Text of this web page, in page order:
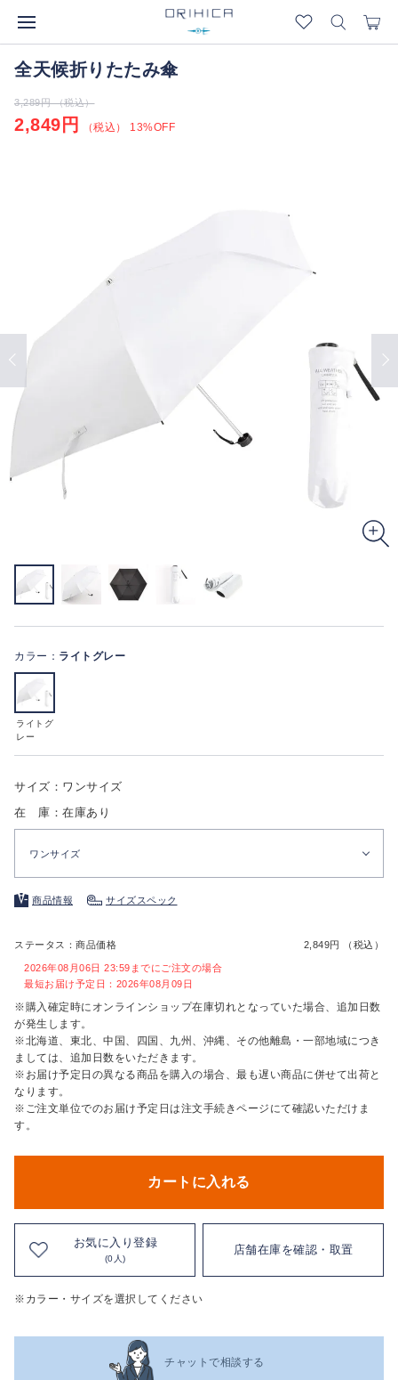
全天候折りたたみ傘
3,289円 （税込）
2,849円 （税込） 13%OFF
カラー： ライトグレー
ライトグ
レー
サイズ：ワンサイズ
在 庫：在庫あり
ワンサイズ
商品情報 サイズスペック
ステータス：商品価格 2,849円 （税込）
2026年08月06日 23:59までにご注文の場合
最短お届け予定日：2026年08月09日
※購入確定時にオンラインショップ在庫切れとなっていた場合、追加日数
が発生します。
※北海道、東北、中国、四国、九州、沖縄、その他離島・一部地域につき
ましては、追加日数をいただきます。
※お届け予定日の異なる商品を購入の場合、最も遅い商品に併せて出荷と
なります。
※ご注文単位でのお届け予定日は注文手続きページにて確認いただけま
す。
カートに入れる
お気に入り登録
(0人)
店舗在庫を確認・取置
※カラー・サイズを選択してください
チャットで相談する